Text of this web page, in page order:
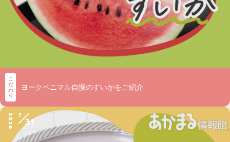
こ
だ
わ
り
ヨークベニマル自慢のすいかをご紹介
2026 7
31